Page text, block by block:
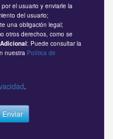
el usuario y enviarle la
del usuario;
una obligación legal;
otros derechos, como se
: Puede consultar la
nuestra Política de
.
Enviar